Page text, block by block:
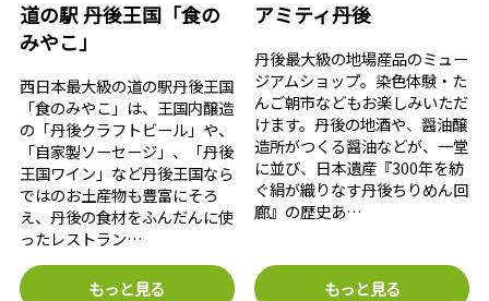
道の駅 丹後王国「食の
みやこ」
西日本最大級の道の駅丹後王国
「食のみやこ」は、王国内醸造
の「丹後クラフトビール」や、
「自家製ソーセージ」、「丹後
王国ワイン」など丹後王国なら
ではのお土産物も豊富にそろ
え、丹後の食材をふんだんに使
ったレストラン…
もっと見る
アミティ丹後
丹後最大級の地場産品のミュー
ジアムショップ。染色体験・た
んご朝市などもお楽しみいただ
けます。丹後の地酒や、醤油醸
造所がつくる醤油などが、一堂
に並び、日本遺産『300年を紡
ぐ絹が織りなす丹後ちりめん回
廊』の歴史あ…
もっと見る